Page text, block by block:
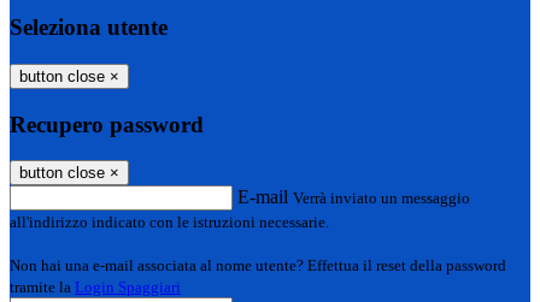
Seleziona utente
button close ×
Recupero password
button close ×
E-mail Verrà inviato un messaggio
all'indirizzo indicato con le istruzioni necessarie.
Non hai una e-mail associata al nome utente? Effettua il reset della password
tramite la Login Spaggiari